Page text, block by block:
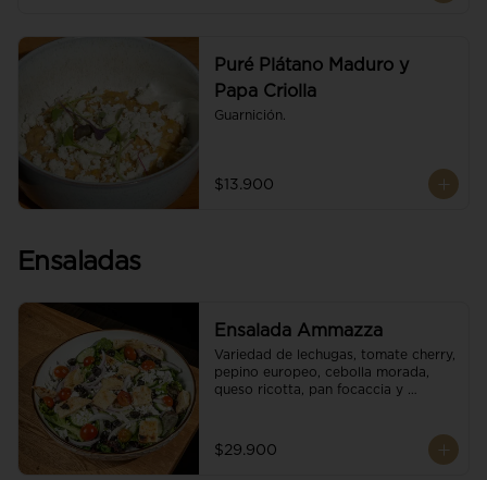
Puré Plátano Maduro y
Papa Criolla
Guarnición.
$13.900
Ensaladas
Ensalada Ammazza
Variedad de lechugas, tomate cherry,
pepino europeo, cebolla morada,
queso ricotta, pan focaccia y
$29.900